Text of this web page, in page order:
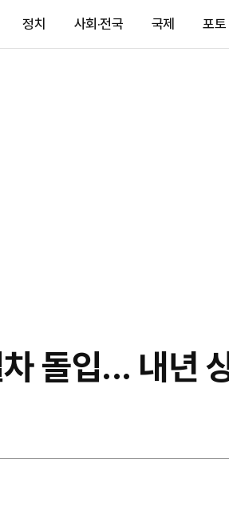
정치 사회·전국 국제 포토
돌입... 내년